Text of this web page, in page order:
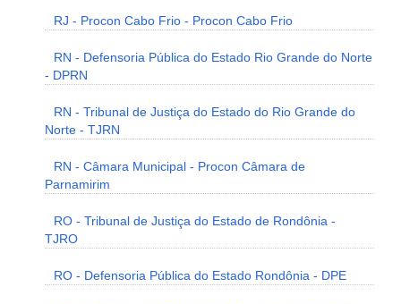
RJ - Procon Cabo Frio - Procon Cabo Frio
RN - Defensoria Pública do Estado Rio Grande do Norte
- DPRN
RN - Tribunal de Justiça do Estado do Rio Grande do
Norte - TJRN
RN - Câmara Municipal - Procon Câmara de
Parnamirim
RO - Tribunal de Justiça do Estado de Rondônia -
TJRO
RO - Defensoria Pública do Estado Rondônia - DPE